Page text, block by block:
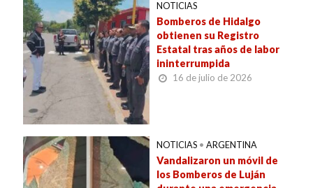
NOTICIAS
Bomberos de Hidalgo
obtienen su Registro
Estatal tras años de labor
ininterrumpida
16 de julio de 2026
NOTICIAS • ARGENTINA
Vandalizaron un móvil de
los Bomberos de Luján